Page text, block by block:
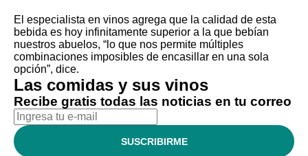
El especialista en vinos agrega que la calidad de esta
bebida es hoy infinitamente superior a la que bebían
nuestros abuelos, “lo que nos permite múltiples
combinaciones imposibles de encasillar en una sola
opción”, dice.
Las comidas y sus vinos
Recibe gratis todas las noticias en tu correo
SUSCRIBIRME